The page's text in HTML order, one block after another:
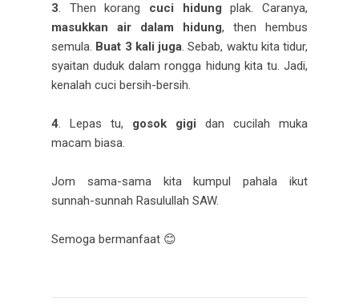
3. Then korang cuci hidungplak. Caranya,
masukkan air dalam hidung, then hembus
semula. Buat 3 kali juga. Sebab, waktu kita tidur,
syaitan duduk dalam rongga hidung kita tu. Jadi,
kenalah cuci bersih-bersih.
4. Lepas tu, gosok gigi dan cucilah muka
macam biasa.
Jom sama-sama kita kumpul pahala ikut
sunnah-sunnah Rasulullah SAW.
Semoga bermanfaat 😊